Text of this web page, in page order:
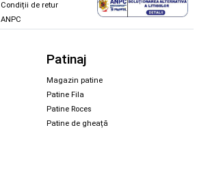
Condiții de retur
ANPC
Patinaj
Magazin patine
Patine Fila
Patine Roces
Patine de gheață